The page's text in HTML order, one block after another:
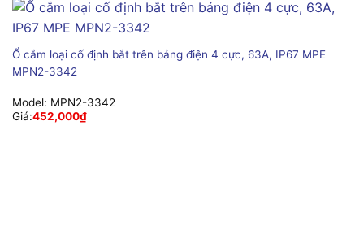
Ổ cắm loại cố định bắt trên bảng điện 4 cực, 63A, IP67 MPE
MPN2-3342
Model: MPN2-3342
Giá:452,000₫